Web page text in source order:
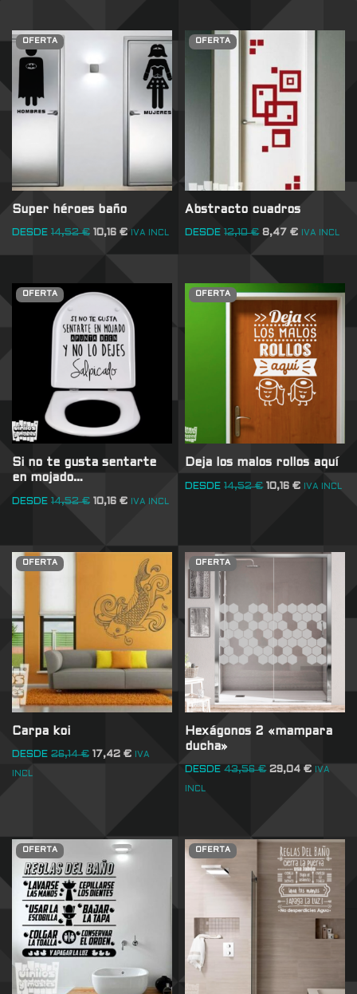
OFERTA
Super héroes baño
DESDE 14,52€ 10,16 € IVA INCL
OFERTA
Abstracto cuadros
DESDE 12,10€ 8,47€ IVA INCL
OFERTA
Si no te gusta sentarte
en mojado…
DESDE 14,52€ 10,16 € IVA INCL
OFERTA
Deja los malos rollos aquí
DESDE 14,52€ 10,16€ IVA INCL
OFERTA
Carpa koi
DESDE 26,14€ 17,42 € IVA
INCL
OFERTA
Hexágonos 2 «mampara
ducha»
DESDE 43,56€ 29,04€ IVA
INCL
OFERTA OFERTA